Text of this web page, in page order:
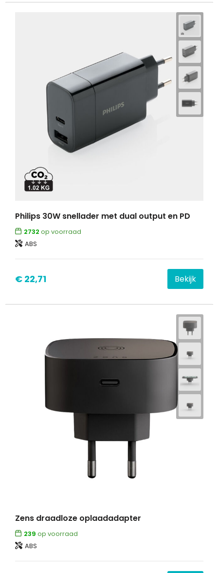
Philips 30W snellader met dual output en PD
2732 op voorraad
ABS
€ 22,71 Bekijk
Zens draadloze oplaadadapter
239 op voorraad
ABS